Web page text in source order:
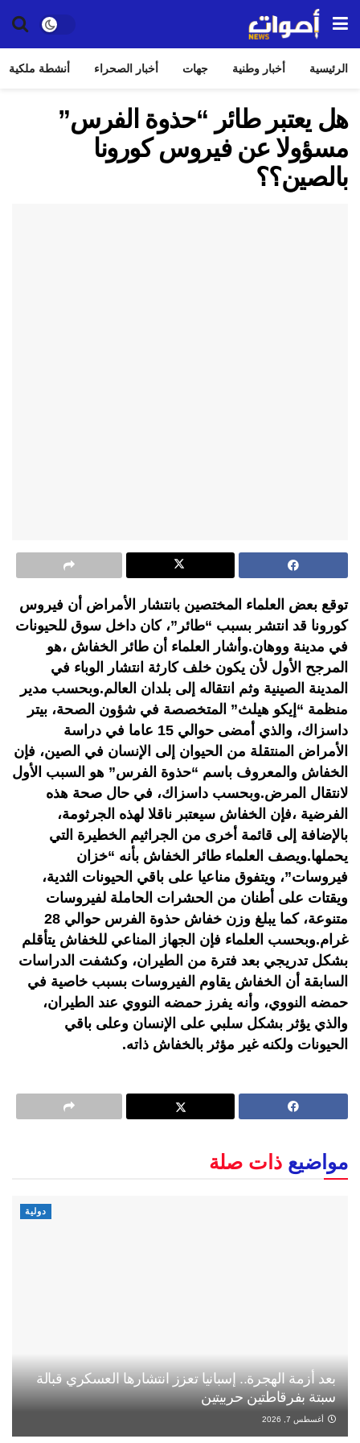
الرئيسية أخبار وطنية جهات أخبار الصحراء أنشطة ملكية
هل يعتبر طائر “حذوة الفرس”
مسؤولا عن فيروس كورونا
بالصين؟؟
توقع بعض العلماء المختصين بانتشار الأمراض أن فيروس
كورونا قد انتشر بسبب “طائر”، كان داخل سوق للحيونات
في مدينة ووهان.وأشار العلماء أن طائر الخفاش ،هو
المرجح الأول لأن يكون خلف كارثة انتشار الوباء في
المدينة الصينية وثم انتقاله إلى بلدان العالم.وبحسب مدير
منظمة “إيكو هيلث” المتخصصة في شؤون الصحة، بيتر
داسزاك، والذي أمضى حوالي 15 عاما في دراسة
الأمراض المنتقلة من الحيوان إلى الإنسان في الصين، فإن
الخفاش والمعروف باسم “حذوة الفرس” هو السبب الأول
لانتقال المرض.وبحسب داسزاك، في حال صحة هذه
الفرضية ،فإن الخفاش سيعتبر ناقلا لهذه الجرثومة،
بالإضافة إلى قائمة أخرى من الجراثيم الخطيرة التي
يحملها.ويصف العلماء طائر الخفاش بأنه “خزان
فيروسات”، ويتفوق مناعيا على باقي الحيونات الثدية،
ويقتات على أطنان من الحشرات الحاملة لفيروسات
متنوعة، كما يبلغ وزن خفاش حذوة الفرس حوالي 28
غرام.وبحسب العلماء فإن الجهاز المناعي للخفاش يتأقلم
بشكل تدريجي بعد فترة من الطيران، وكشفت الدراسات
السابقة أن الخفاش يقاوم الفيروسات بسبب خاصية في
حمضه النووي، وأنه يفرز حمضه النووي عند الطيران،
والذي يؤثر بشكل سلبي على الإنسان وعلى باقي
الحيونات ولكنه غير مؤثر بالخفاش ذاته.
مواضيع ذات صلة
دولية
بعد أزمة الهجرة.. إسبانيا تعزز انتشارها العسكري قبالة
سبتة بفرقاطتين حربيتين
أغسطس 7, 2026